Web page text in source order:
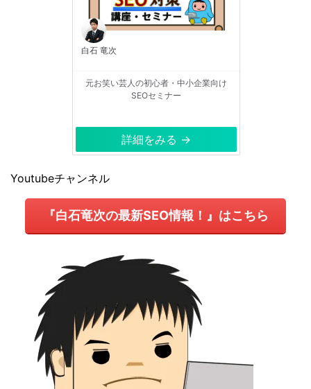
白石 竜次
元お笑い芸人の初心者・中小企業向け
SEOセミナー
詳細をみる →
Youtubeチャンネル
『白石竜次の最新SEO情報！』はこちら